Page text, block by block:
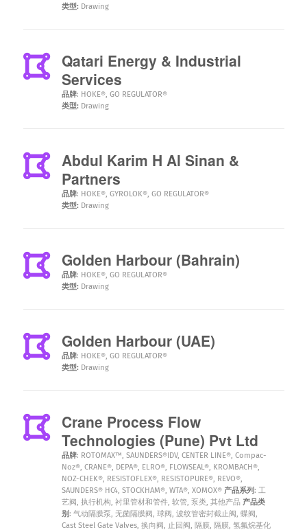
类型: Drawing
Qatari Energy & Industrial
Services
品牌: HOKE®, GO REGULATOR®
类型: Drawing
Abdul Karim H Al Sinan &
Partners
品牌: HOKE®, GYROLOK®, GO REGULATOR®
类型: Drawing
Golden Harbour (Bahrain)
品牌: HOKE®, GO REGULATOR®
类型: Drawing
Golden Harbour (UAE)
品牌: HOKE®, GO REGULATOR®
类型: Drawing
Crane Process Flow
Technologies (Pune) Pvt Ltd
品牌: ROTOMAX™, SAUNDERS®IDV, CENTER LINE®, Compac-
Noz®, CRANE®, DEPA®, ELRO®, FLOWSEAL®, KROMBACH®,
NOZ-CHEK®, RESISTOFLEX®, RESISTOPURE®, REVO®,
SAUNDERS® HC4, STOCKHAM®, WTA®, XOMOX® 产品系列: 工
艺阀, 执行机构, 衬里管材和管件, 软管, 泵类, 其他产品 产品类
别: 气动隔膜泵, 无菌隔膜阀, 球阀, 波纹管密封截止阀, 蝶阀,
Cast Steel Gate Valves, 换向阀, 止回阀, 隔膜, 隔膜, 氢氟烷基化